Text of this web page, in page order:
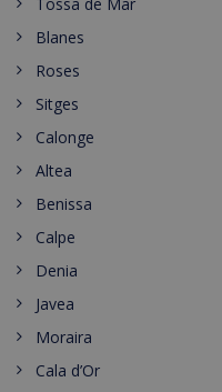
Blanes
Roses
Sitges
Calonge
Altea
Benissa
Calpe
Denia
Javea
Moraira
Cala d’Or